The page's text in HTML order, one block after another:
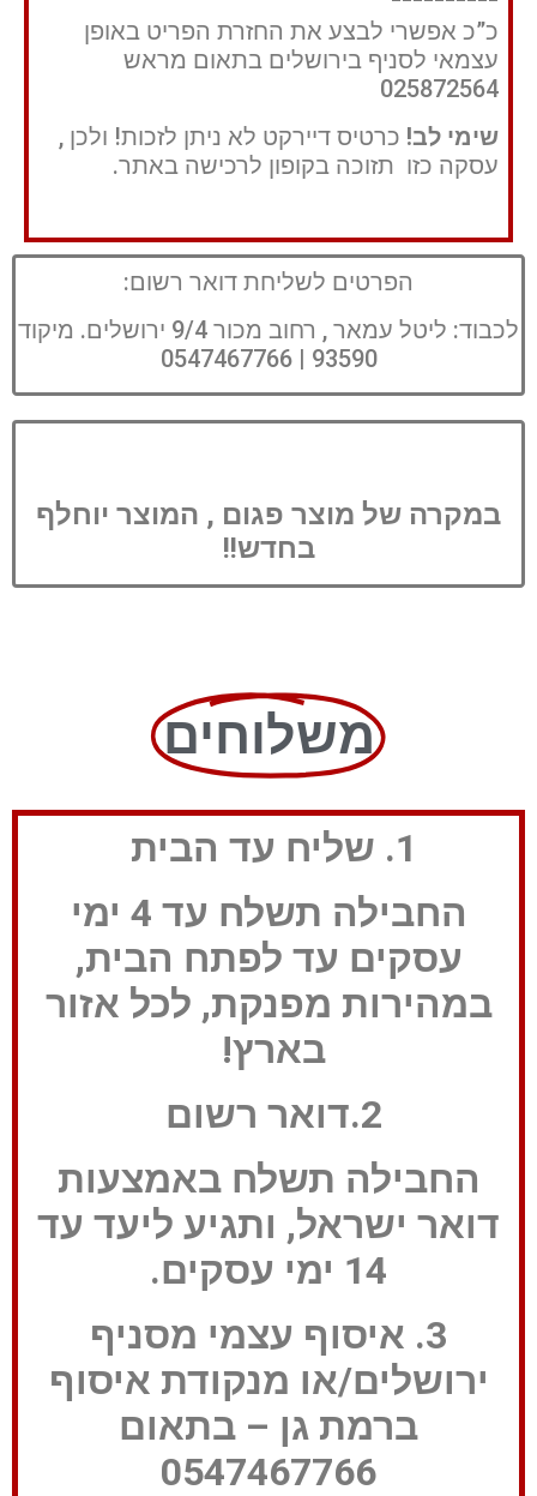
כ”כ אפשרי לבצע את החזרת הפריט באופן
עצמאי לסניף בירושלים בתאום מראש
025872564
שימי לב! כרטיס דיירקט לא ניתן לזכות! ולכן ,
עסקה כזו תזוכה בקופון לרכישה באתר.
הפרטים לשליחת דואר רשום:
לכבוד: ליטל עמאר , רחוב מכור 9/4 ירושלים. מיקוד
93590 | 0547467766
במקרה של מוצר פגום , המוצר יוחלף
בחדש!!
משלוחים
1. שליח עד הבית
החבילה תשלח עד 4 ימי
עסקים עד לפתח הבית,
במהירות מפנקת, לכל אזור
בארץ!
2.דואר רשום
החבילה תשלח באמצעות
דואר ישראל, ותגיע ליעד עד
14 ימי עסקים.
3. איסוף עצמי מסניף
ירושלים/או מנקודת איסוף
ברמת גן – בתאום
0547467766